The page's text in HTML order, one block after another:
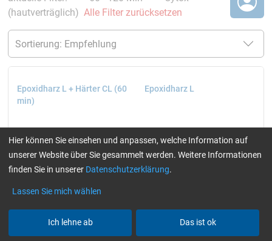
(hautverträglich) Alle Filter zurücksetzen
Epoxidharz L + Härter CL (60
min)
Epoxidharz L
Hier können Sie einsehen und anpassen, welche Information auf
unserer Website über Sie gesammelt werden. Weitere Informationen
finden Sie in unserer Datenschutzerklärung.
Lassen Sie mich wählen
Ich lehne ab Das ist ok